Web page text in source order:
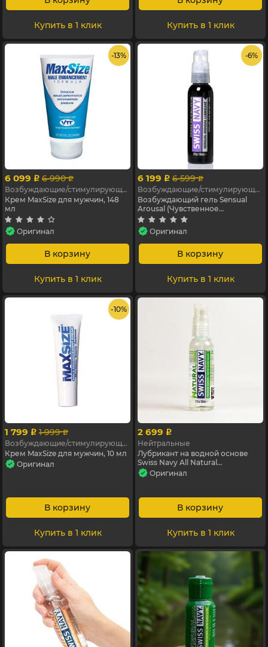
Купить в 1 клик Купить в 1 клик
- 13%
6 099 p 6 990 p
Возбуждающие/стимулирующие
Крем MaxSize для мужчин, 148
мл
Оригинал
В корзину
Купить в 1 клик
- 6%
6 199 p 6 599 p
Возбуждающие/стимулирующие
Возбуждающий гель Sensual
Arousal (Чувственное
скольжение) , 118 мл
Оригинал
В корзину
Купить в 1 клик
- 10%
1 799 p 1 999 p
Возбуждающие/стимулирующие
Крем MaxSize для мужчин, 10 мл
Оригинал
В корзину
Купить в 1 клик
2 699 p
Нейтральные
Лубрикант на водной основе
Swiss Navy All Natural
("Полностью натуральный"), 59
мл
Оригинал
В корзину
Купить в 1 клик